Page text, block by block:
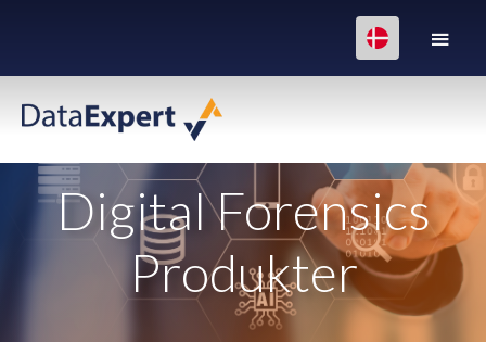
Digital Forensics
Produkter